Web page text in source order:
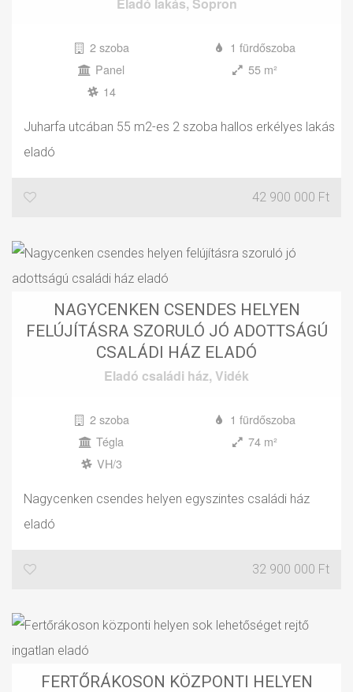
2 szoba
1 fürdőszoba
Panel
55 m²
14
Juharfa utcában 55 m2-es 2 szoba hallos erkélyes lakás
eladó
42 900 000 Ft
NAGYCENKEN CSENDES HELYEN
FELÚJÍTÁSRA SZORULÓ JÓ ADOTTSÁGÚ
CSALÁDI HÁZ ELADÓ
Eladó családi ház, Vidék
2 szoba
1 fürdőszoba
Tégla
74 m²
VH/3
Nagycenken csendes helyen egyszintes családi ház
eladó
32 900 000 Ft
FERTŐRÁKOSON KÖZPONTI HELYEN